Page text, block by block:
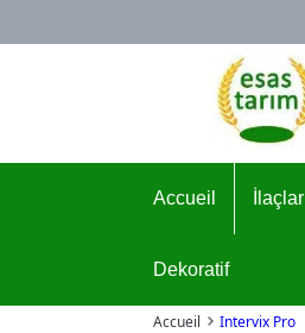
Logo
Accueil İlaçlar
Dekoratif
Accueil Intervix Pro